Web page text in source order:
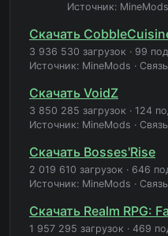
Источник: MineMods
Скачать
3 936 530 загрузок · 99
Источник: MineMods ·
Скачать VoidZ
3 850 285 загрузок · 124
Источник: MineMods ·
Скачать Bosses'Rise
2 019 610 загрузок · 646
Источник: MineMods ·
Скачать Realm RPG:
1 957 295 загрузок · 469